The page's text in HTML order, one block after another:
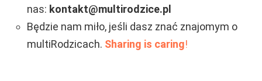
nas: kontakt@multirodzice.pl
Będzie nam miło, jeśli dasz znać znajomym o
multiRodzicach. Sharing is caring!